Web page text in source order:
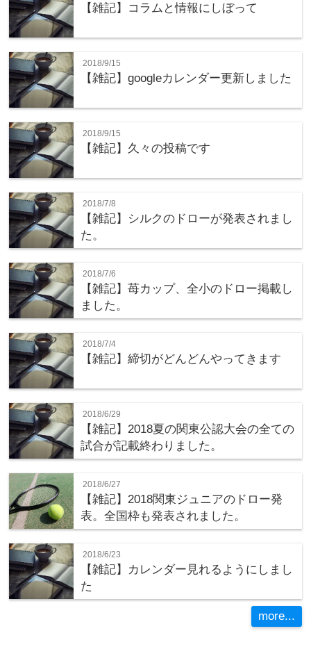
【雑記】コラムと情報にしぼって
2018/9/15
【雑記】googleカレンダー更新しました
2018/9/15
【雑記】久々の投稿です
2018/7/8
【雑記】シルクのドローが発表されまし
た。
2018/7/6
【雑記】苺カップ、全小のドロー掲載し
ました。
2018/7/4
【雑記】締切がどんどんやってきます
2018/6/29
【雑記】2018夏の関東公認大会の全ての
試合が記載終わりました。
2018/6/27
【雑記】2018関東ジュニアのドロー発
表。全国枠も発表されました。
2018/6/23
【雑記】カレンダー見れるようにしまし
た
more...